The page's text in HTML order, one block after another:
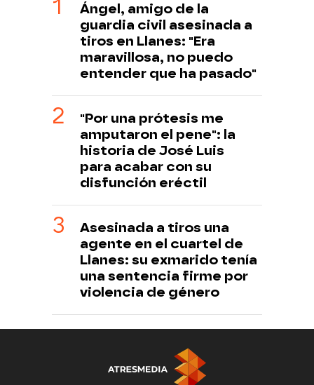
Ángel, amigo de la
guardia civil asesinada a
tiros en Llanes: "Era
maravillosa, no puedo
entender que ha pasado"
"Por una prótesis me
amputaron el pene": la
historia de José Luis
para acabar con su
disfunción eréctil
Asesinada a tiros una
agente en el cuartel de
Llanes: su exmarido tenía
una sentencia firme por
violencia de género